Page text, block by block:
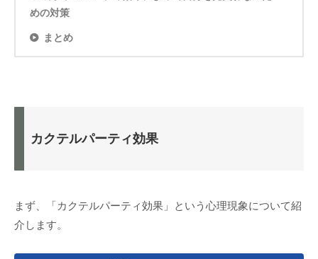
めの対策
まとめ
カクテルパーティ効果
まず、「カクテルパーティ効果」という心理現象について紹
介します。